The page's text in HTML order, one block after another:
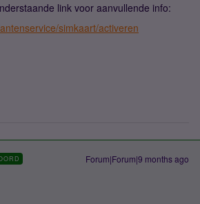
link voor aanvullende info:
simkaart/activeren
Forum|Forum|9 months ago